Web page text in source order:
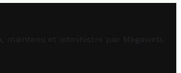
maintenu et administré par Megaweb